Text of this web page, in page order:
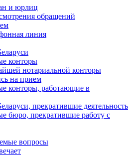
и юрлиц
обращений
линия
конторы
нотариальной конторы
на прием
конторы, работающие в
прекратившие деятельность
бюро, прекратившие работу с
вопросы